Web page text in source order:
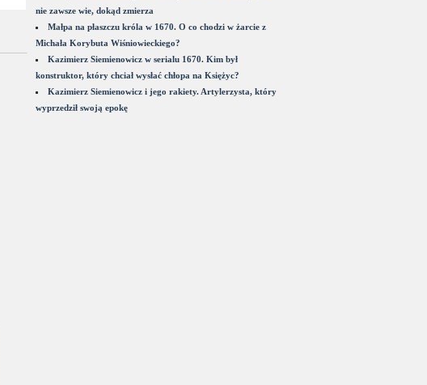
nie zawsze wie, dokąd zmierza
Małpa na płaszczu króla w 1670. O co chodzi w żarcie z
Michała Korybuta Wiśniowieckiego?
Kazimierz Siemienowicz w serialu 1670. Kim był
konstruktor, który chciał wysłać chłopa na Księżyc?
Kazimierz Siemienowicz i jego rakiety. Artylerzysta, który
wyprzedził swoją epokę